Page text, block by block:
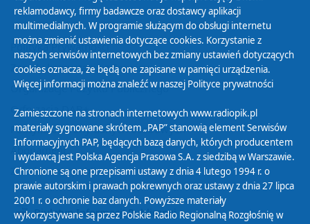
Polityka Prywatności
Zasady korzystania z Serwisu
Organizacje Pożytku Publicznego
Cyfryzacja DAB+
Polityka ochrony danych osobowych
Abonament
Zamówienia publiczne
Biuletyn Informacji Publicznej
reklamodawcy, firmy badawcze oraz dostawcy aplikacji
multimedialnych. W programie służącym do obsługi internetu
można zmienić ustawienia dotyczące cookies. Korzystanie z
naszych serwisów internetowych bez zmiany ustawień dotyczących
cookies oznacza, że będą one zapisane w pamięci urządzenia.
Więcej informacji można znaleźć w naszej Polityce prywatności
Zamieszczone na stronach internetowych www.radiopik.pl
materiały sygnowane skrótem „PAP” stanowią element Serwisów
Informacyjnych PAP, będących bazą danych, których producentem
i wydawcą jest Polska Agencja Prasowa S.A. z siedzibą w Warszawie.
Chronione są one przepisami ustawy z dnia 4 lutego 1994 r. o
prawie autorskim i prawach pokrewnych oraz ustawy z dnia 27 lipca
2001 r. o ochronie baz danych. Powyższe materiały
wykorzystywane są przez Polskie Radio Regionalną Rozgłośnię w